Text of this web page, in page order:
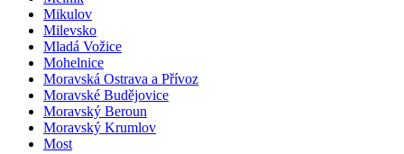
Mikulov
Milevsko
Mladá Vožice
Mohelnice
Moravská Ostrava a Přívoz
Moravské Budějovice
Moravský Beroun
Moravský Krumlov
Most